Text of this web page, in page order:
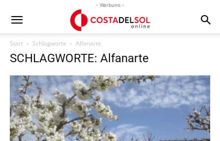
- Werbung -
Start Schlagworte Alfanarte
SCHLAGWORTE: Alfanarte